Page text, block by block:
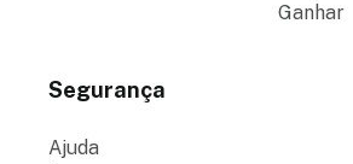
Ganhar
Segurança
Ajuda